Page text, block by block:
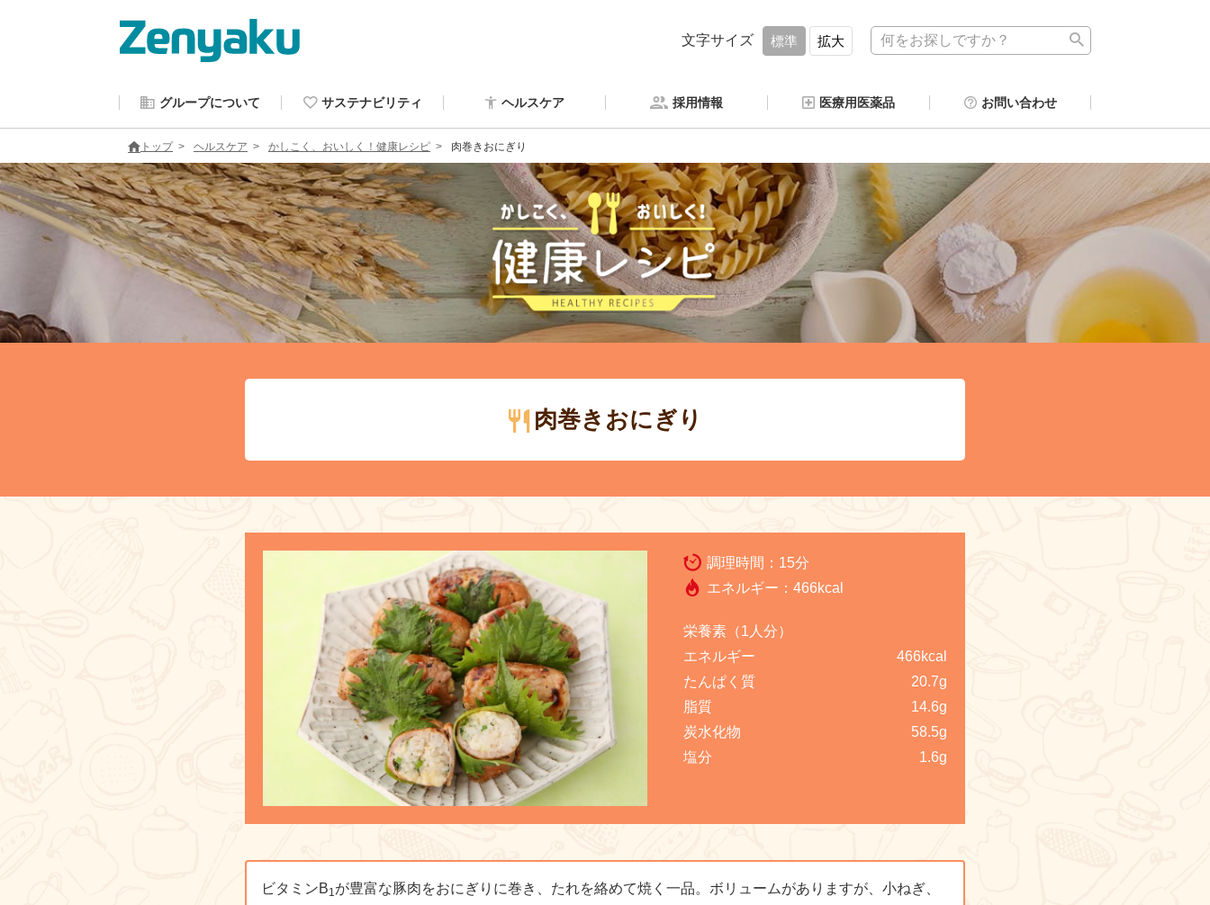
文字サイズ 標準 拡大
グループについて サステナビリティ ヘルスケア 採用情報 医療用医薬品 お問い合わせ
トップ ヘルスケア かしこく、おいしく！健康レシピ 肉巻きおにぎり
肉巻きおにぎり
調理時間： 15分
エネルギー： 466kcal
栄養素（1人分）
エネルギー
466kcal
たんぱく質
20.7g
脂質
14.6g
炭水化物
58.5g
塩分
1.6g
ビタミンB1が豊富な豚肉をおにぎりに巻き、たれを絡めて焼く一品。ボリュームがありますが、小ねぎ、